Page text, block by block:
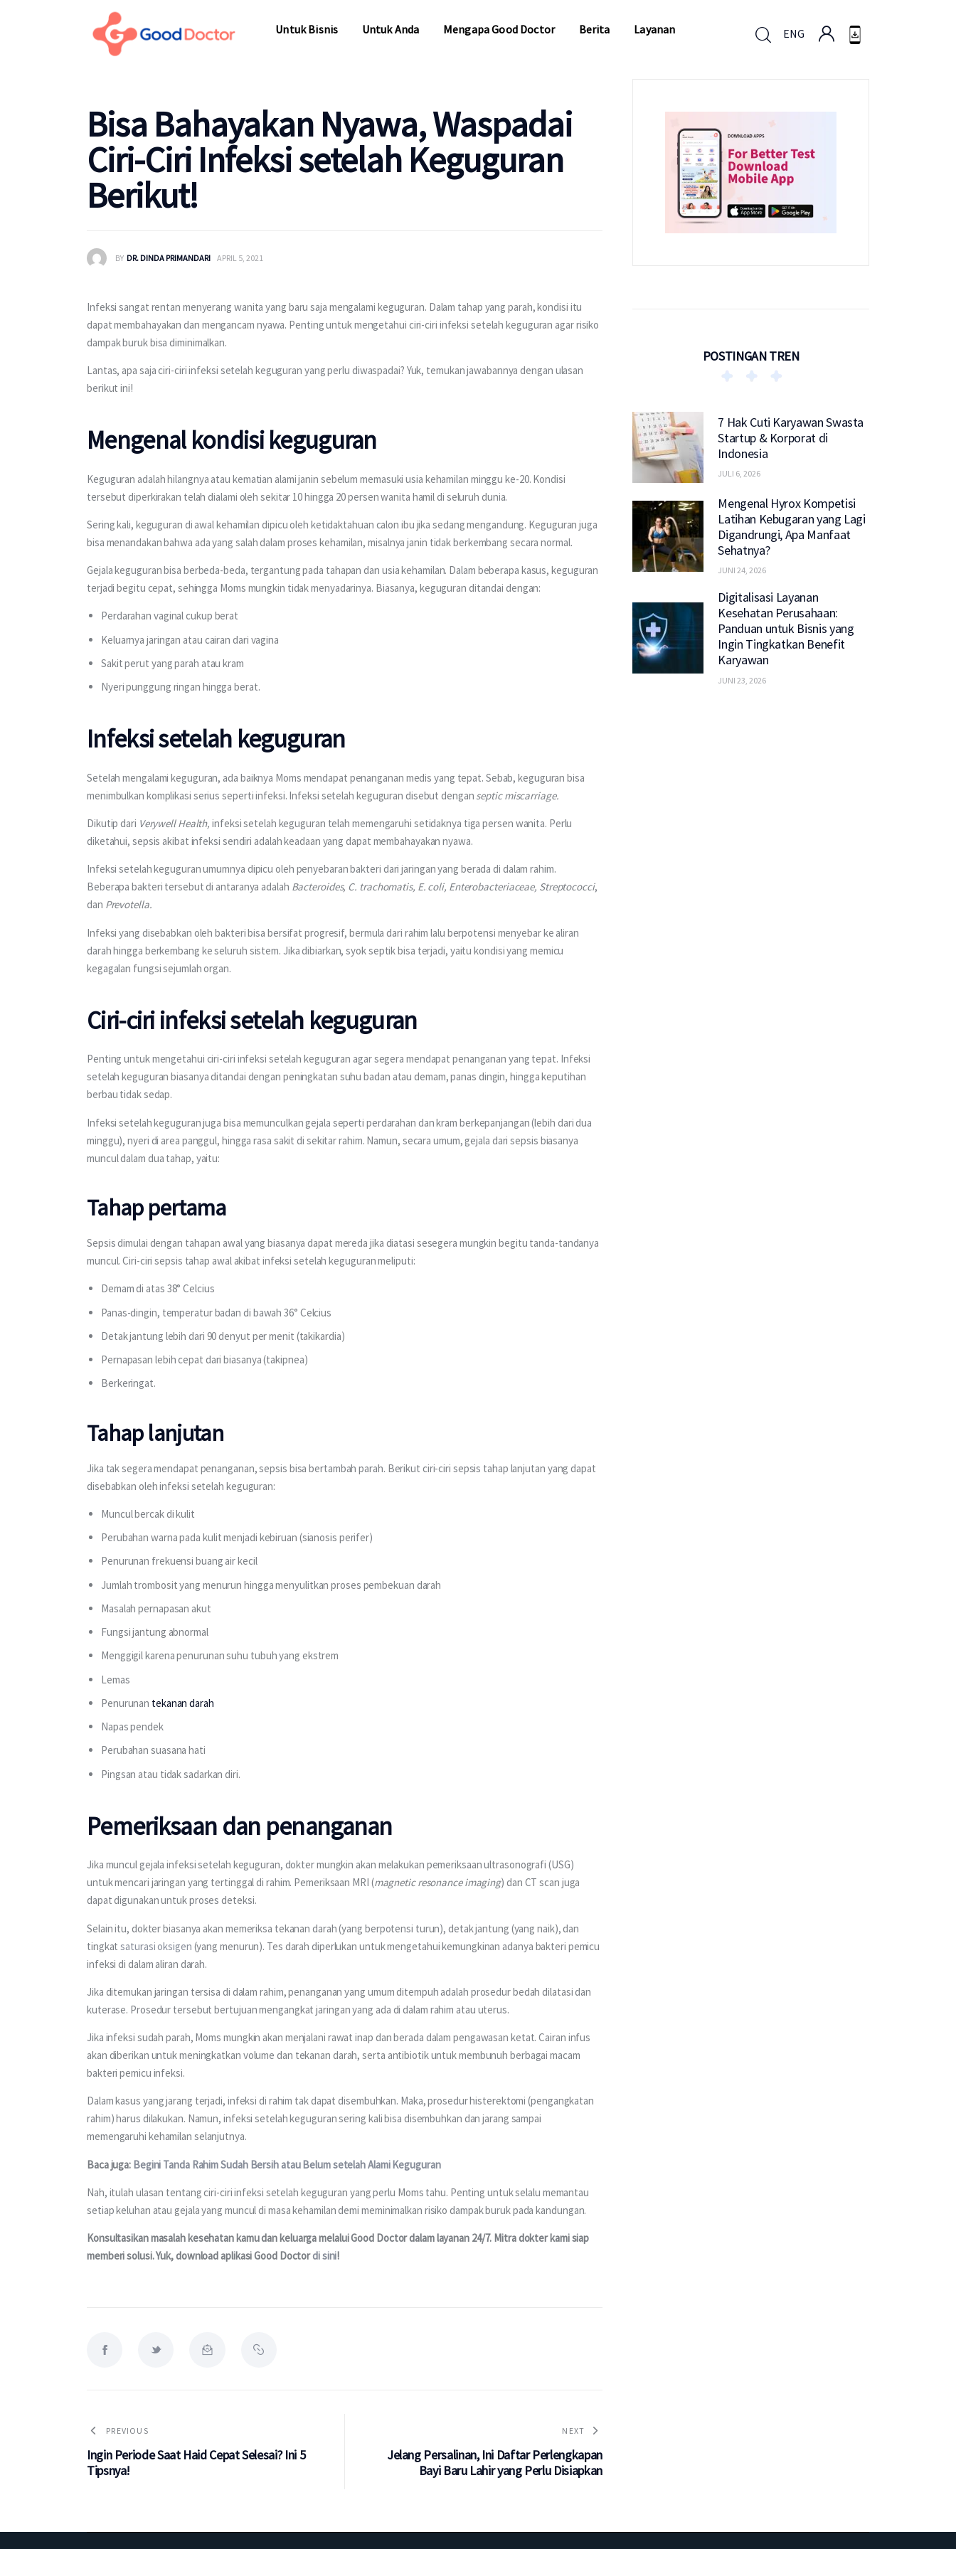
Untuk Bisnis Untuk Anda Mengapa Good Doctor Berita Layanan ENG
Bisa Bahayakan Nyawa, Waspadai
Ciri-Ciri Infeksi setelah Keguguran
Berikut!
BY DR. DINDA PRIMANDARI APRIL 5, 2021
Infeksi sangat rentan menyerang wanita yang baru saja mengalami keguguran. Dalam tahap yang parah, kondisi itu
dapat membahayakan dan mengancam nyawa. Penting untuk mengetahui ciri-ciri infeksi setelah keguguran agar risiko
dampak buruk bisa diminimalkan.
Lantas, apa saja ciri-ciri infeksi setelah keguguran yang perlu diwaspadai? Yuk, temukan jawabannya dengan ulasan
berikut ini!
Mengenal kondisi keguguran
Keguguran adalah hilangnya atau kematian alami janin sebelum memasuki usia kehamilan minggu ke-20. Kondisi
tersebut diperkirakan telah dialami oleh sekitar 10 hingga 20 persen wanita hamil di seluruh dunia.
Sering kali, keguguran di awal kehamilan dipicu oleh ketidaktahuan calon ibu jika sedang mengandung. Keguguran juga
bisa menandakan bahwa ada yang salah dalam proses kehamilan, misalnya janin tidak berkembang secara normal.
Gejala keguguran bisa berbeda-beda, tergantung pada tahapan dan usia kehamilan. Dalam beberapa kasus, keguguran
terjadi begitu cepat, sehingga Moms mungkin tidak menyadarinya. Biasanya, keguguran ditandai dengan:
Perdarahan vaginal cukup berat
Keluarnya jaringan atau cairan dari vagina
Sakit perut yang parah atau kram
Nyeri punggung ringan hingga berat.
Infeksi setelah keguguran
Setelah mengalami keguguran, ada baiknya Moms mendapat penanganan medis yang tepat. Sebab, keguguran bisa
menimbulkan komplikasi serius seperti infeksi. Infeksi setelah keguguran disebut dengan septic miscarriage.
Dikutip dari Verywell Health, infeksi setelah keguguran telah memengaruhi setidaknya tiga persen wanita. Perlu
diketahui, sepsis akibat infeksi sendiri adalah keadaan yang dapat membahayakan nyawa.
Infeksi setelah keguguran umumnya dipicu oleh penyebaran bakteri dari jaringan yang berada di dalam rahim.
Beberapa bakteri tersebut di antaranya adalah Bacteroides, C. trachomatis, E. coli, Enterobacteriaceae, Streptococci,
dan Prevotella.
Infeksi yang disebabkan oleh bakteri bisa bersifat progresif, bermula dari rahim lalu berpotensi menyebar ke aliran
darah hingga berkembang ke seluruh sistem. Jika dibiarkan, syok septik bisa terjadi, yaitu kondisi yang memicu
kegagalan fungsi sejumlah organ.
Ciri-ciri infeksi setelah keguguran
Penting untuk mengetahui ciri-ciri infeksi setelah keguguran agar segera mendapat penanganan yang tepat. Infeksi
setelah keguguran biasanya ditandai dengan peningkatan suhu badan atau demam, panas dingin, hingga keputihan
berbau tidak sedap.
Infeksi setelah keguguran juga bisa memunculkan gejala seperti perdarahan dan kram berkepanjangan (lebih dari dua
minggu), nyeri di area panggul, hingga rasa sakit di sekitar rahim. Namun, secara umum, gejala dari sepsis biasanya
muncul dalam dua tahap, yaitu:
Tahap pertama
Sepsis dimulai dengan tahapan awal yang biasanya dapat mereda jika diatasi sesegera mungkin begitu tanda-tandanya
muncul. Ciri-ciri sepsis tahap awal akibat infeksi setelah keguguran meliputi:
Demam di atas 38° Celcius
Panas-dingin, temperatur badan di bawah 36° Celcius
Detak jantung lebih dari 90 denyut per menit (takikardia)
Pernapasan lebih cepat dari biasanya (takipnea)
Berkeringat.
Tahap lanjutan
Jika tak segera mendapat penanganan, sepsis bisa bertambah parah. Berikut ciri-ciri sepsis tahap lanjutan yang dapat
disebabkan oleh infeksi setelah keguguran:
Muncul bercak di kulit
Perubahan warna pada kulit menjadi kebiruan (sianosis perifer)
Penurunan frekuensi buang air kecil
Jumlah trombosit yang menurun hingga menyulitkan proses pembekuan darah
Masalah pernapasan akut
Fungsi jantung abnormal
Menggigil karena penurunan suhu tubuh yang ekstrem
Lemas
Penurunan tekanan darah
Napas pendek
Perubahan suasana hati
Pingsan atau tidak sadarkan diri.
Pemeriksaan dan penanganan
Jika muncul gejala infeksi setelah keguguran, dokter mungkin akan melakukan pemeriksaan ultrasonografi (USG)
untuk mencari jaringan yang tertinggal di rahim. Pemeriksaan MRI (magnetic resonance imaging) dan CT scan juga
dapat digunakan untuk proses deteksi.
Selain itu, dokter biasanya akan memeriksa tekanan darah (yang berpotensi turun), detak jantung (yang naik), dan
tingkat saturasi oksigen (yang menurun). Tes darah diperlukan untuk mengetahui kemungkinan adanya bakteri pemicu
infeksi di dalam aliran darah.
Jika ditemukan jaringan tersisa di dalam rahim, penanganan yang umum ditempuh adalah prosedur bedah dilatasi dan
kuterase. Prosedur tersebut bertujuan mengangkat jaringan yang ada di dalam rahim atau uterus.
Jika infeksi sudah parah, Moms mungkin akan menjalani rawat inap dan berada dalam pengawasan ketat. Cairan infus
akan diberikan untuk meningkatkan volume dan tekanan darah, serta antibiotik untuk membunuh berbagai macam
bakteri pemicu infeksi.
Dalam kasus yang jarang terjadi, infeksi di rahim tak dapat disembuhkan. Maka, prosedur histerektomi (pengangkatan
rahim) harus dilakukan. Namun, infeksi setelah keguguran sering kali bisa disembuhkan dan jarang sampai
memengaruhi kehamilan selanjutnya.
Baca juga: Begini Tanda Rahim Sudah Bersih atau Belum setelah Alami Keguguran
Nah, itulah ulasan tentang ciri-ciri infeksi setelah keguguran yang perlu Moms tahu. Penting untuk selalu memantau
setiap keluhan atau gejala yang muncul di masa kehamilan demi meminimalkan risiko dampak buruk pada kandungan.
Konsultasikan masalah kesehatan kamu dan keluarga melalui Good Doctor dalam layanan 24/7. Mitra dokter kami siap
memberi solusi. Yuk, download aplikasi Good Doctor di sini!
PREVIOUS
Ingin Periode Saat Haid Cepat Selesai? Ini 5
Tipsnya!
NEXT
Jelang Persalinan, Ini Daftar Perlengkapan
Bayi Baru Lahir yang Perlu Disiapkan
POSTINGAN TREN
7 Hak Cuti Karyawan Swasta
Startup & Korporat di
Indonesia
JULI 6, 2026
Mengenal Hyrox Kompetisi
Latihan Kebugaran yang Lagi
Digandrungi, Apa Manfaat
Sehatnya?
JUNI 24, 2026
Digitalisasi Layanan
Kesehatan Perusahaan:
Panduan untuk Bisnis yang
Ingin Tingkatkan Benefit
Karyawan
JUNI 23, 2026